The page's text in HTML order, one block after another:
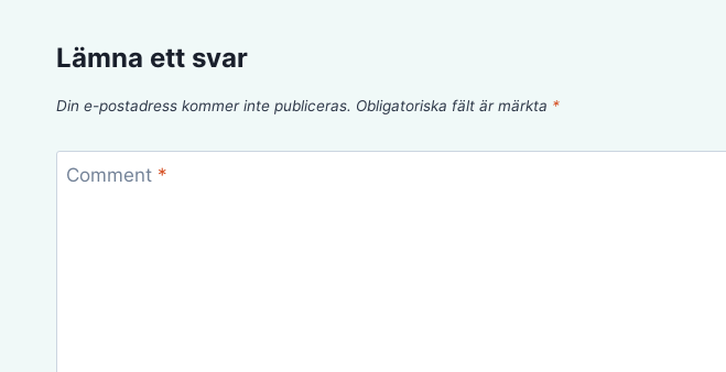
Lämna ett svar
Din e-postadress kommer inte publiceras. Obligatoriska fält är märkta *
Comment *